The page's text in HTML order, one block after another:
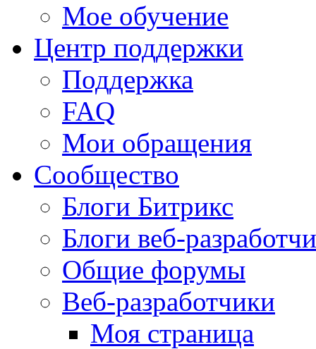
Мое обучение
Центр поддержки
Поддержка
FAQ
Мои обращения
Сообщество
Блоги Битрикс
Блоги веб-
Общие форумы
Веб-разработчики
Моя страница